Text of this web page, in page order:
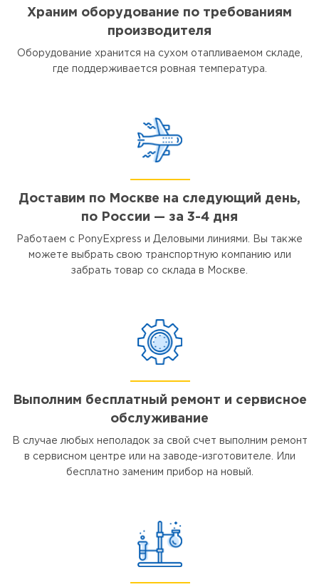
Храним оборудование по требованиям
производителя
Оборудование хранится на сухом отапливаемом складе,
где поддерживается ровная температура.
Доставим по Москве на следующий день,
по России — за 3-4 дня
Работаем с PonyExpress и Деловыми линиями. Вы также
можете выбрать свою транспортную компанию или
забрать товар со склада в Москве.
Выполним бесплатный ремонт и сервисное
обслуживание
В случае любых неполадок за свой счет выполним ремонт
в сервисном центре или на заводе-изготовителе. Или
бесплатно заменим прибор на новый.